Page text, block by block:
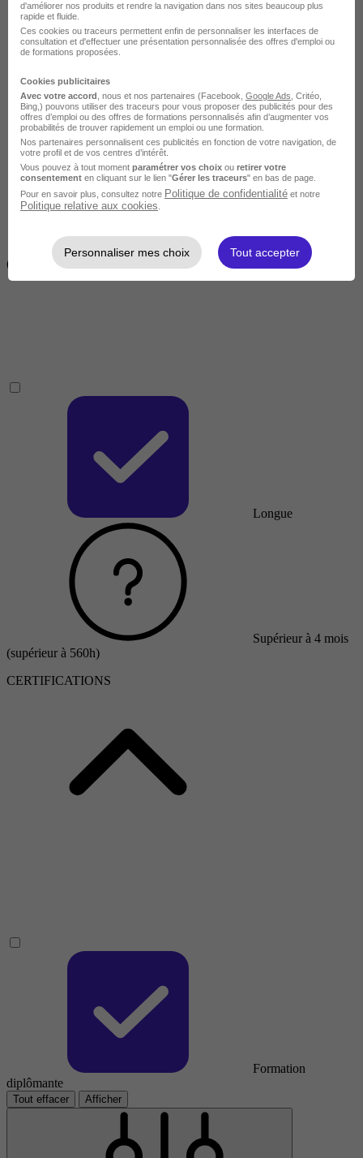
Intermédiaire
2 semaines à 4 mois
( 70h à 560h)
Longue
Supérieur à 4 mois
(supérieur à 560h)
CERTIFICATIONS
Formation
diplômante
Tout effacer Afficher
d'améliorer nos produits et rendre la navigation dans nos sites beaucoup plus
rapide et fluide.
Ces cookies ou traceurs permettent enfin de personnaliser les interfaces de
consultation et d'effectuer une présentation personnalisée des offres d'emploi ou
de formations proposées.
Cookies publicitaires
Avec votre accord , nous et nos partenaires (Facebook, Google Ads , Critéo,
Bing,) pouvons utiliser des traceurs pour vous proposer des publicités pour des
offres d’emploi ou des offres de formations personnalisés afin d’augmenter vos
probabilités de trouver rapidement un emploi ou une formation.
Nos partenaires personnalisent ces publicités en fonction de votre navigation, de
votre profil et de vos centres d’intérêt.
Vous pouvez à tout moment paramétrer vos choix ou retirer votre
consentement en cliquant sur le lien "Gérer les traceurs" en bas de page.
Pour en savoir plus, consultez notre Politique de confidentialité et notre
Politique relative aux cookies
Personnaliser mes choix Tout accepter